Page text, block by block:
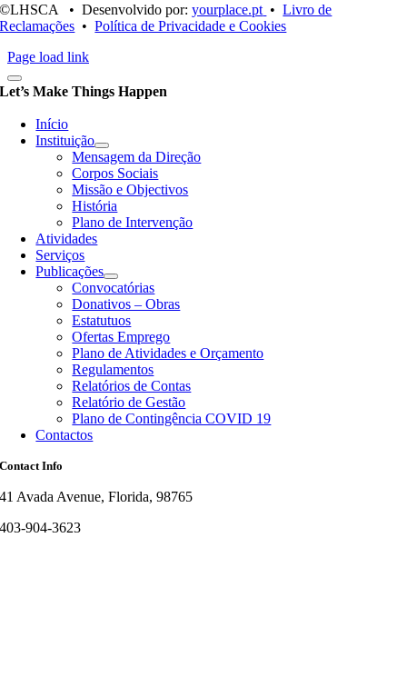
©LHSCA • Desenvolvido por:yourplace.pt •Livro de
Reclamações •Política de Privacidade e Cookies
Page load link
Let’s Make Things Happen
Início
Instituição
Mensagem da Direção
Corpos Sociais
Missão e Objectivos
História
Plano de Intervenção
Atividades
Serviços
Publicações
Convocatórias
Donativos – Obras
Estatutuos
Ofertas Emprego
Plano de Atividades e Orçamento
Regulamentos
Relatórios de Contas
Relatório de Gestão
Plano de Contingência COVID 19
Contactos
Contact Info
41 Avada Avenue, Florida, 98765
403-904-3623